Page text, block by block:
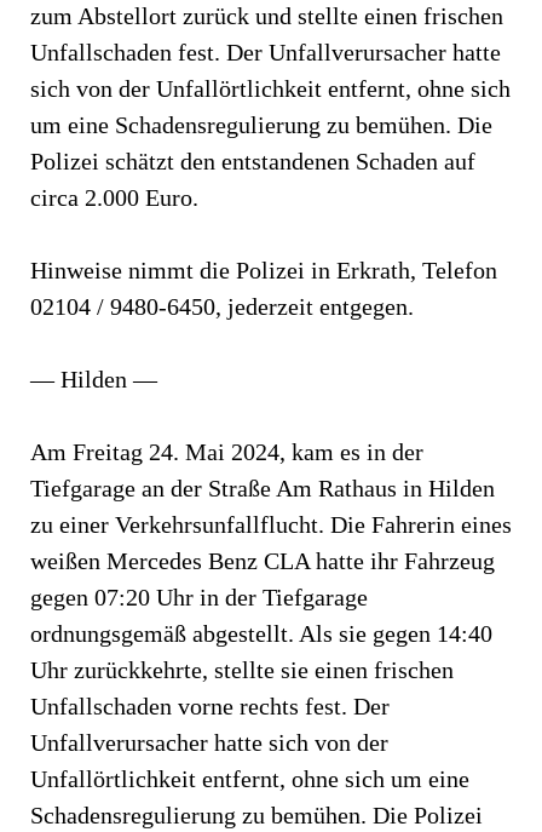
zum Abstellort zurück und stellte einen frischen
Unfallschaden fest. Der Unfallverursacher hatte
sich von der Unfallörtlichkeit entfernt, ohne sich
um eine Schadensregulierung zu bemühen. Die
Polizei schätzt den entstandenen Schaden auf
circa 2.000 Euro.
Hinweise nimmt die Polizei in Erkrath, Telefon
02104 / 9480-6450, jederzeit entgegen.
— Hilden —
Am Freitag 24. Mai 2024, kam es in der
Tiefgarage an der Straße Am Rathaus in Hilden
zu einer Verkehrsunfallflucht. Die Fahrerin eines
weißen Mercedes Benz CLA hatte ihr Fahrzeug
gegen 07:20 Uhr in der Tiefgarage
ordnungsgemäß abgestellt. Als sie gegen 14:40
Uhr zurückkehrte, stellte sie einen frischen
Unfallschaden vorne rechts fest. Der
Unfallverursacher hatte sich von der
Unfallörtlichkeit entfernt, ohne sich um eine
Schadensregulierung zu bemühen. Die Polizei